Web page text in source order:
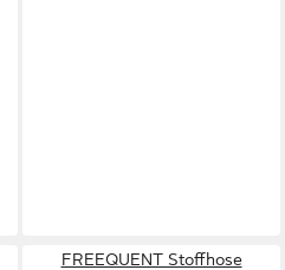
FREEQUENT Stoffhose